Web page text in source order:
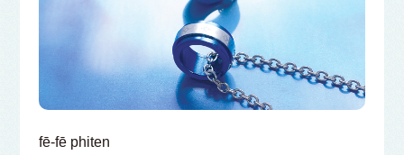
fē-fē phiten